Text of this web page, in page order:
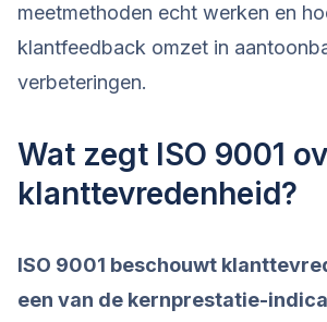
meetmethoden echt werken en
klantfeedback omzet in
verbeteringen.
Wat zegt ISO 9001
klanttevredenheid?
ISO 9001 beschouwt
een van de kernprestatie-